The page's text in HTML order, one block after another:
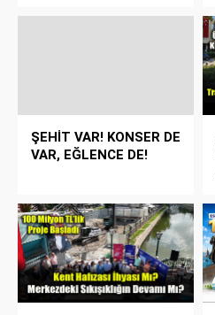
ŞEHİT VAR! KONSER DE
VAR, EĞLENCE DE!